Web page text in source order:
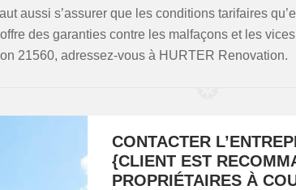
aussi s’assurer que les conditions tarifaires
des garanties contre les malfaçons et les
21560, adressez-vous à HURTER Renovation.
CONTACTER
{CLIENT EST
PROPRIÉTAIRES À